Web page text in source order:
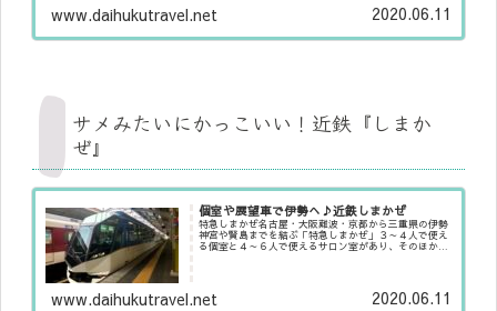
www.daihukutravel.net 2020.06.11
サメみたいにかっこいい！近鉄『しまか
ぜ』
個室や展望車で伊勢へ♪近鉄しまかぜ
特急しまかぜ名古屋・大阪難波・京都から三重県の伊勢
神宮や賢島までを結ぶ「特急しまかぜ」３～４人で使え
る個室と４～６人で使えるサロン室があり、そのほかの
www.daihukutravel.net 2020.06.11